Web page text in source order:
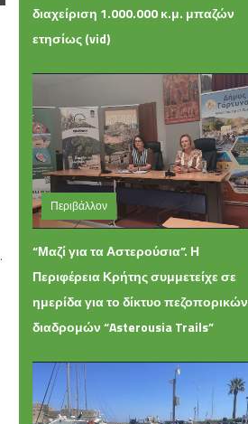
διαχείριση 1.000.000 κ.μ. μπαζών
ετησίως (vid)
Περιβάλλον
Δευτέρα 22 Ιουνίου 2026 14:22
“Μαζί για τα Αστερούσια”. Η
Περιφέρεια Κρήτης συμμετείχε σε
ημερίδα για το δίκτυο πεζοπορικών
διαδρομών “Asterousia Trails”